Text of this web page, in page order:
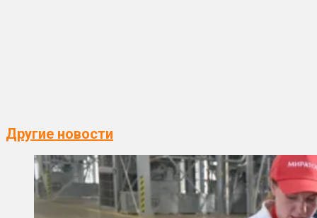
Другие новости